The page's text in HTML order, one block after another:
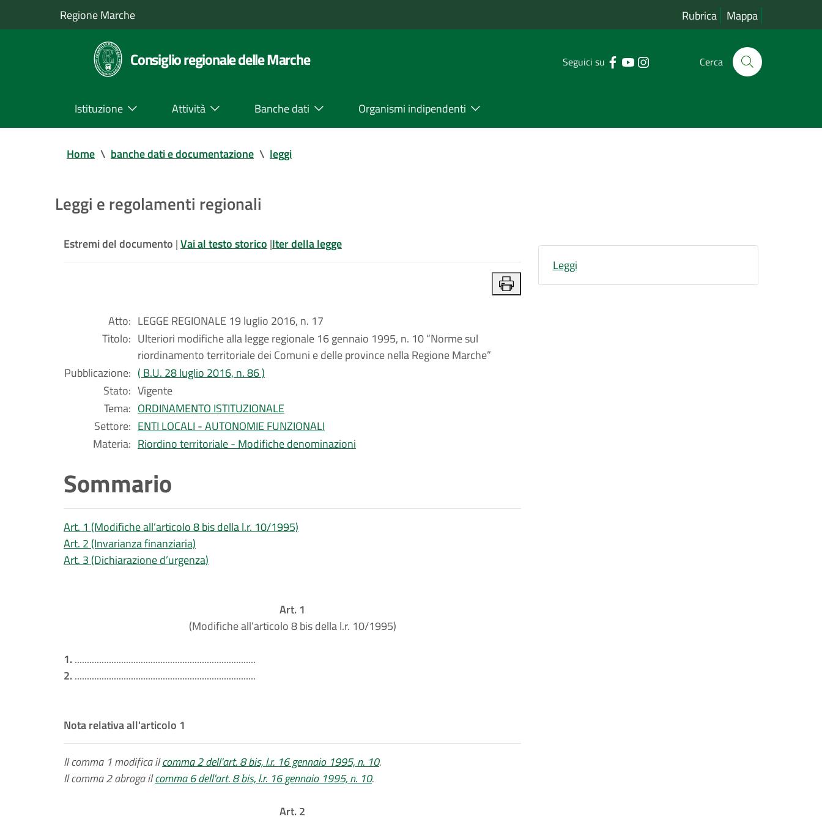
Regione Marche Rubrica Mappa
Consiglio regionale delle Marche Seguici su Cerca
Istituzione Attività Banche dati Organismi indipendenti
Home \ banche dati e documentazione \ leggi
Leggi e regolamenti regionali
Estremi del documento |Vai al testo storico |Iter della legge
Atto: LEGGE REGIONALE 19 luglio 2016, n. 17
Titolo: Ulteriori modifiche alla legge regionale 16 gennaio 1995, n. 10 “Norme sul
riordinamento territoriale dei Comuni e delle province nella Regione Marche”
Pubblicazione: ( B.U. 28 luglio 2016, n. 86 )
Stato: Vigente
Tema: ORDINAMENTO ISTITUZIONALE
Settore: ENTI LOCALI - AUTONOMIE FUNZIONALI
Materia: Riordino territoriale - Modifiche denominazioni
Sommario
Art. 1 (Modifiche all’articolo 8 bis della l.r. 10/1995)
Art. 2 (Invarianza finanziaria)
Art. 3 (Dichiarazione d’urgenza)
Art. 1
(Modifiche all’articolo 8 bis della l.r. 10/1995)
1...........................................................................
2...........................................................................
Nota relativa all'articolo 1
Il comma 1 modifica ilcomma 2 dell'art. 8 bis, l.r. 16 gennaio 1995, n. 10.
Il comma 2 abroga ilcomma 6 dell'art. 8 bis, l.r. 16 gennaio 1995, n. 10.
Art. 2
Leggi